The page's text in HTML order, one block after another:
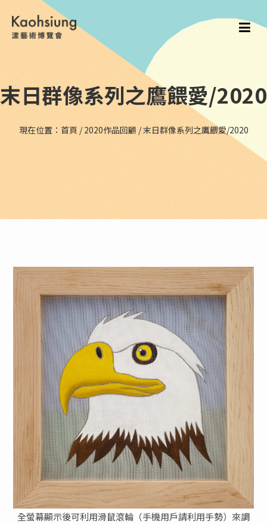
末日群像系列之鷹餵愛/2020
現在位置： 首頁 /2020作品回顧 /末日群像系列之鷹餵愛/2020
全螢幕顯示後可利用滑鼠滾輪（手機用戶請利用手勢）來調